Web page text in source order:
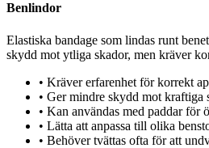
Benlindor
Elastiska bandage som lindas runt
skydd mot ytliga skador, men kräver
• Kräver erfarenhet för korrekt
• Ger mindre skydd mot kraftiga
• Kan användas med paddar för
• Lätta att anpassa till olika
• Behöver tvättas ofta för att